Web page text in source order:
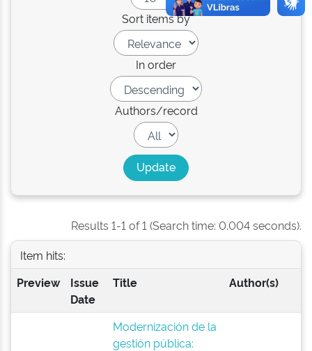
Sort items by
In order
Authors/record
Results 1-1 of 1 (Search time: 0.004 seconds).
Item hits:
Preview
Issue
Date
Title Author(s)
Modernización de la
gestión pública: